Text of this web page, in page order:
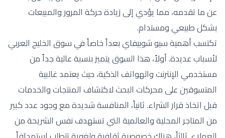
عن ما تقدمه، مما يؤدي إلى زيادة حركة المرور والمبيعات
بشكل طبيعي ومستدام.
تكتسب أهمية سيو شوبيفاي بعداً خاصاً في سوق الخليج العربي
لأسباب عديدة. أولاً، هذا السوق يتميز بنسبة عالية جداً من
مستخدمي الإنترنت والهواتف الذكية، حيث يعتمد غالبية
المتسوقين على محركات البحث لاكتشاف المنتجات والخدمات
قبل اتخاذ قرار الشراء. ثانياً، المنافسة شديدة مع وجود عدد كبير
من المتاجر المحلية والعالمية التي تستهدف نفس الشريحة من